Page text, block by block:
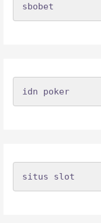
sbobet
idn poker
situs slot